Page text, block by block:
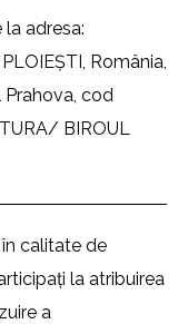
adresa:
România,
Prahova, cod
BIROUL
calitate de
la atribuirea
a